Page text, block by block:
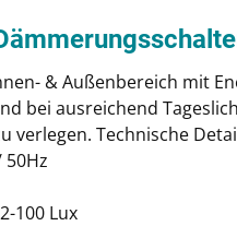
& Außenbereich mit
bei ausreichend
verlegen. Technische
50Hz
100 Lux